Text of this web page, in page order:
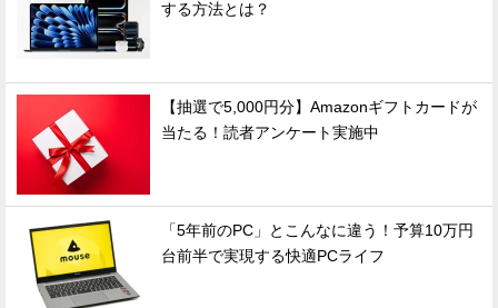
する方法とは？
【抽選で5,000円分】Amazonギフトカードが
当たる！読者アンケート実施中
「5年前のPC」とこんなに違う！予算10万円
台前半で実現する快適PCライフ